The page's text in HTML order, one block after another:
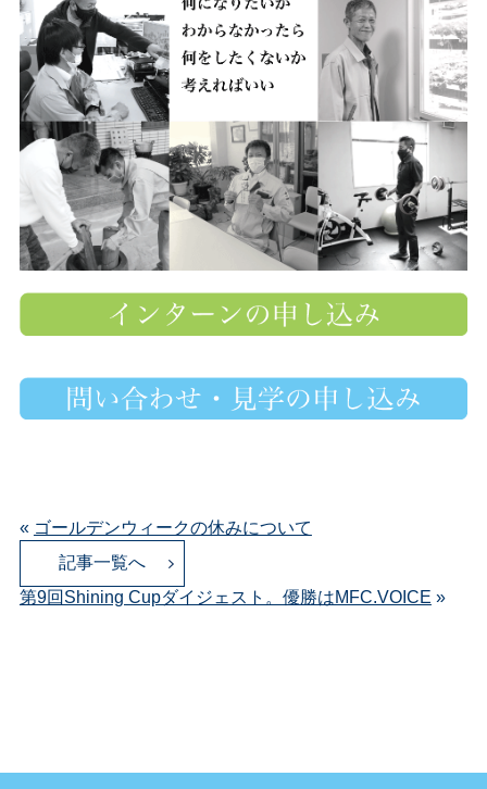
« ゴールデンウィークの休みについて
記事一覧へ
第9回Shining Cupダイジェスト。優勝はMFC.VOICE »